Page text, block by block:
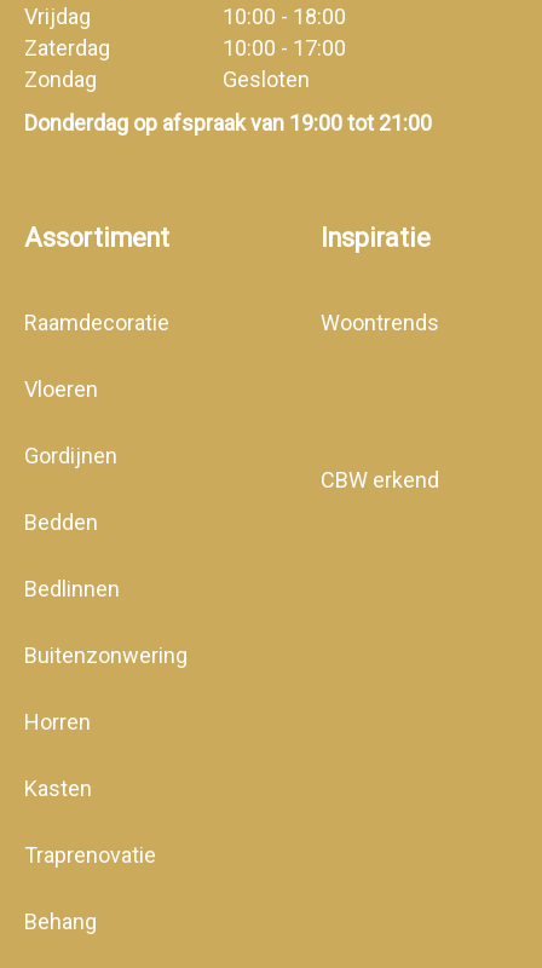
Vrijdag
10:00 - 18:00
Zaterdag
10:00 - 17:00
Zondag
Gesloten
Donderdag op afspraak van 19:00 tot 21:00
Assortiment
Raamdecoratie
Vloeren
Gordijnen
Bedden
Bedlinnen
Buitenzonwering
Horren
Kasten
Traprenovatie
Behang
Inspiratie
Woontrends
CBW erkend